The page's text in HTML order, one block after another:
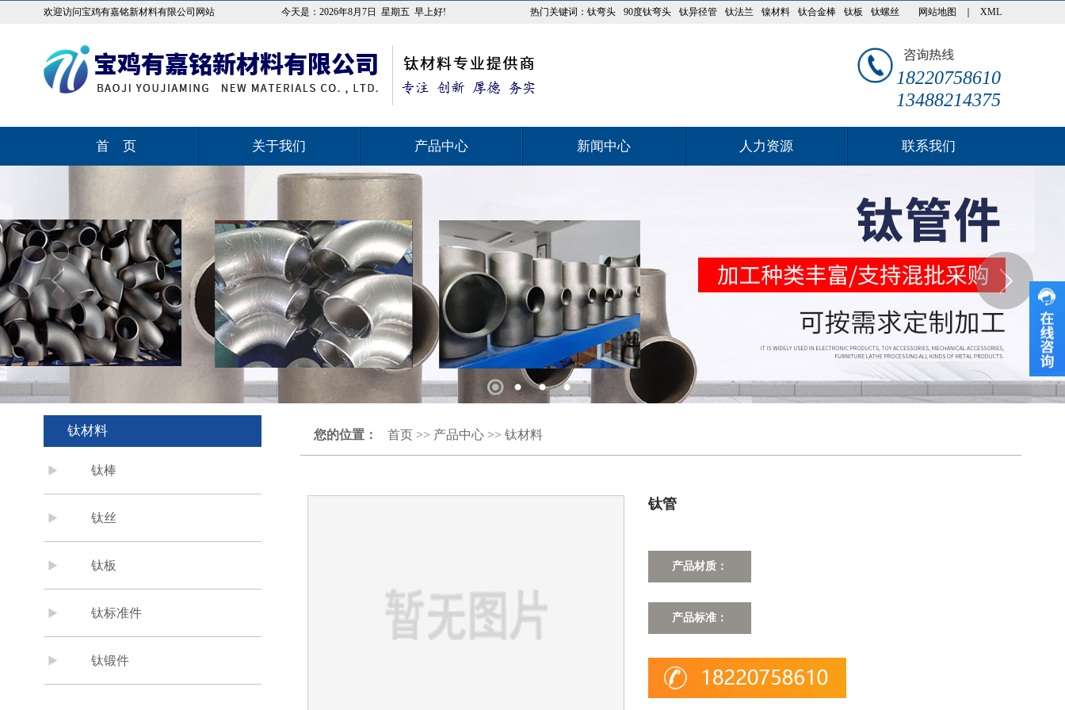
欢迎访问宝鸡有嘉铭新材料有限公司网站 今天是： 2026年8月7日 星期五 早上好! 热门关键词： 钛弯头 90度钛弯头 钛异径管 钛法兰 镍材料 钛合金棒 钛板 钛螺丝 网站地图 XML
18220758610
13488214375
首 页 关于我们 产品中心 新闻中心 人力资源 联系我们
1 2 3 4
钛材料
钛棒
钛丝
钛板
钛标准件
钛锻件
您的位置： 首页>> 产品中心>> 钛材料
钛管
产品材质：
产品标准：